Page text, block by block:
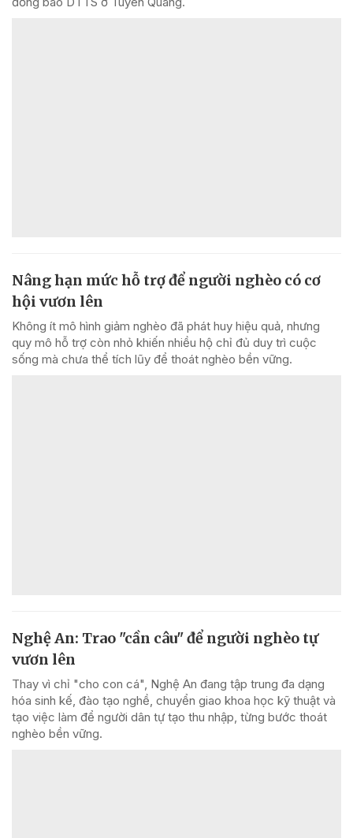
Nâng hạn mức hỗ trợ để người nghèo có cơ
hội vươn lên
Không ít mô hình giảm nghèo đã phát huy hiệu quả, nhưng
quy mô hỗ trợ còn nhỏ khiến nhiều hộ chỉ đủ duy trì cuộc
sống mà chưa thể tích lũy để thoát nghèo bền vững.
Nghệ An: Trao "cần câu" để người nghèo tự
vươn lên
Thay vì chỉ "cho con cá", Nghệ An đang tập trung đa dạng
hóa sinh kế, đào tạo nghề, chuyển giao khoa học kỹ thuật và
tạo việc làm để người dân tự tạo thu nhập, từng bước thoát
nghèo bền vững.